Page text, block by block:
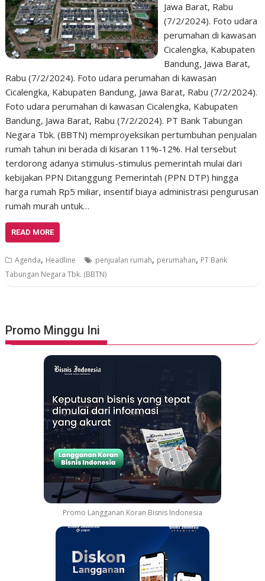
Jawa Barat, Rabu
(7/2/2024). Foto udara
perumahan di kawasan
Cicalengka, Kabupaten
Bandung, Jawa Barat,
Rabu (7/2/2024). Foto udara perumahan di kawasan
Cicalengka, Kabupaten Bandung, Jawa Barat, Rabu (7/2/2024).
Foto udara perumahan di kawasan Cicalengka, Kabupaten
Bandung, Jawa Barat, Rabu (7/2/2024). PT Bank Tabungan
Negara Tbk. (BBTN) memproyeksikan pertumbuhan penjualan
rumah tahun ini berada di kisaran 11%-12%. Hal tersebut
terdorong adanya stimulus-stimulus pemerintah mulai dari
kebijakan PPN Ditanggung Pemerintah (PPN DTP) hingga
harga rumah Rp5 miliar, insentif biaya administrasi pengurusan
rumah murah untuk…
READ MORE
Agenda, Headline penjualan rumah, perumahan, PT Bank
Tabungan Negara Tbk. (BBTN)
Promo Minggu Ini
Promo Langganan Koran Bisnis Indonesia